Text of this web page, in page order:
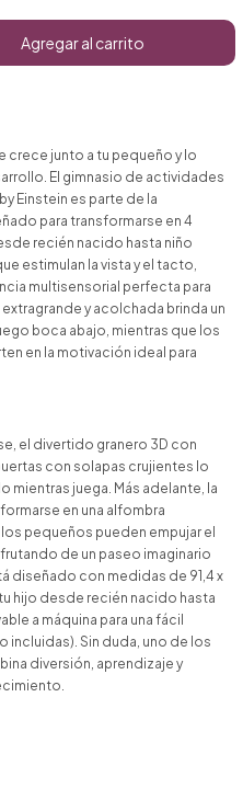
crece junto a tu pequeño y lo
El gimnasio de actividades
Einstein es parte de la
para transformarse en 4
recién nacido hasta niño
estimulan la vista y el tacto,
multisensorial perfecta para
y acolchada brinda un
boca abajo, mientras que los
en la motivación ideal para
el divertido granero 3D con
con solapas crujientes lo
juega. Más adelante, la
en una alfombra
pequeños pueden empujar el
de un paseo imaginario
diseñado con medidas de 91,4 x
hijo desde recién nacido hasta
a máquina para una fácil
incluidas). Sin duda, uno de los
diversión, aprendizaje y